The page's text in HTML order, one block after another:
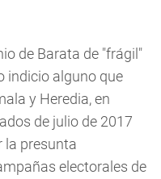
de Barata de "frágil"
indicio alguno que
y Heredia, en
de julio de 2017
la presunta
electorales de